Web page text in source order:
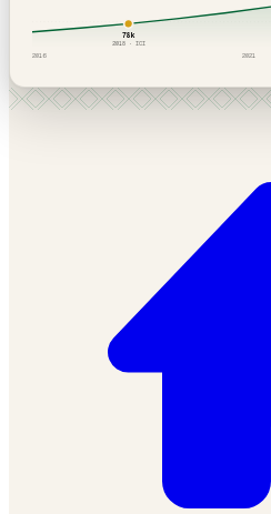
78 k
2018· ICI
2016 2021